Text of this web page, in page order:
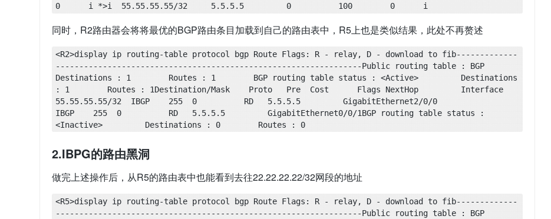
0      i *>i  55.55.55.55/32     5.5.5.5         0          100        0      i
同时，R2路由器会将将最优的BGP路由条目加载到自己的路由表中，R5上也是类似结果，此处不再赘述
<R2>display ip routing-table protocol bgp Route Flags: R - relay, D - download to fib-------------
-----------------------------------------------------------------Public routing table : BGP
Destinations : 1        Routes : 1        BGP routing table status : <Active>         Destinations
: 1        Routes : 1Destination/Mask    Proto   Pre  Cost      Flags NextHop         Interface
55.55.55.55/32  IBGP    255  0          RD   5.5.5.5         GigabitEthernet2/0/0
IBGP    255  0          RD   5.5.5.5         GigabitEthernet0/0/1BGP routing table status :
<Inactive>         Destinations : 0        Routes : 0
2.IBPG的路由黑洞
做完上述操作后，从R5的路由表中也能看到去往22.22.22.22/32网段的地址
<R5>display ip routing-table protocol bgp Route Flags: R - relay, D - download to fib-------------
-----------------------------------------------------------------Public routing table : BGP